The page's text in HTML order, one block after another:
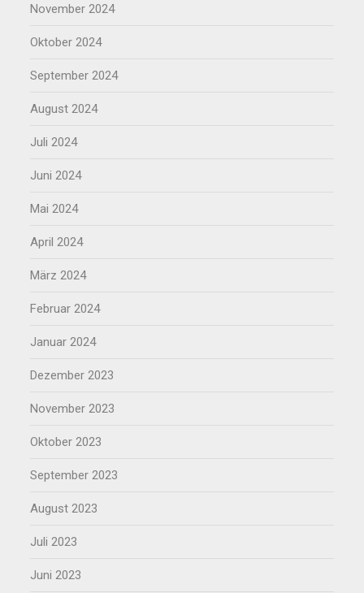
November 2024
Oktober 2024
September 2024
August 2024
Juli 2024
Juni 2024
Mai 2024
April 2024
März 2024
Februar 2024
Januar 2024
Dezember 2023
November 2023
Oktober 2023
September 2023
August 2023
Juli 2023
Juni 2023